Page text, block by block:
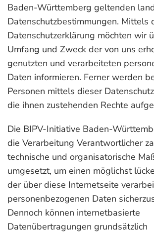
Baden-Württemberg geltenden
Datenschutzbestimmungen. Mittels
Datenschutzerklärung möchten wir
Umfang und Zweck der von uns
genutzten und verarbeiteten
Daten informieren. Ferner werden
Personen mittels dieser
die ihnen zustehenden Rechte
Die BIPV-Initiative Baden-
die Verarbeitung Verantwortlicher
technische und organisatorische
umgesetzt, um einen möglichst
der über diese Internetseite
personenbezogenen Daten
Dennoch können internetbasierte
Datenübertragungen grundsätzlich